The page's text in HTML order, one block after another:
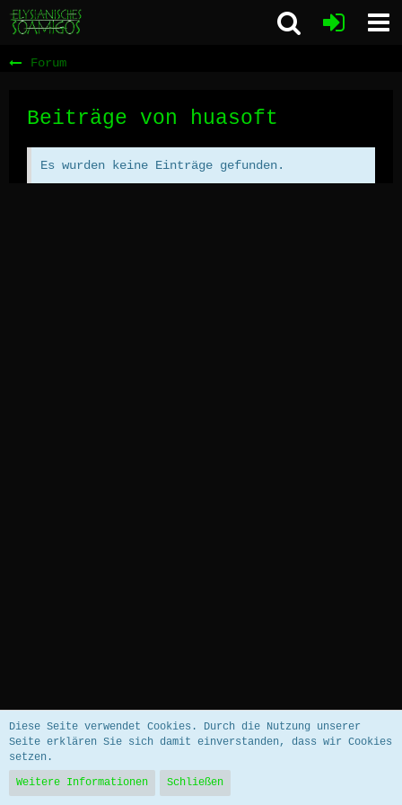
Forum
Beiträge von huasoft
Es wurden keine Einträge gefunden.
Community-Software:WoltLab Suite™ 5.5.26
Diese Seite verwendet Cookies. Durch die Nutzung unserer
Seite erklären Sie sich damit einverstanden, dass wir Cookies
setzen.
Weitere Informationen
Schließen